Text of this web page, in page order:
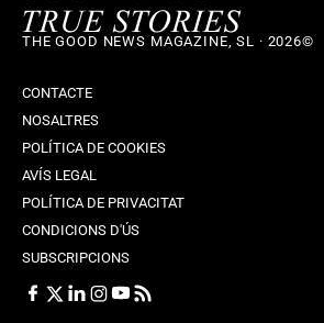
THE GOOD NEWS MAGAZINE, SL · 2026©
CONTACTE
NOSALTRES
POLÍTICA DE COOKIES
AVÍS LEGAL
POLÍTICA DE PRIVACITAT
CONDICIONS D'ÚS
SUBSCRIPCIONS